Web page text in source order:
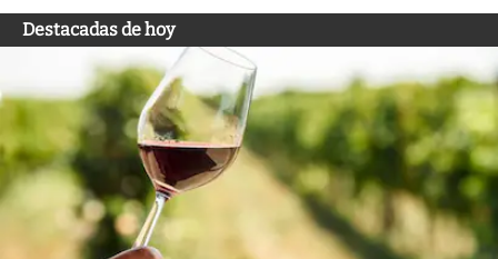
Destacadas de hoy